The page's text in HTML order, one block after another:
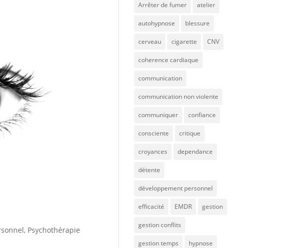
, Psychothérapie
Arrêter de fumer atelier
autohypnose blessure
cerveau cigarette CNV
coherence cardiaque
communication
communication non violente
communiquer confiance
consciente critique
croyances dependance
détente
développement personnel
efficacité EMDR gestion
gestion conflits
gestion temps hypnose